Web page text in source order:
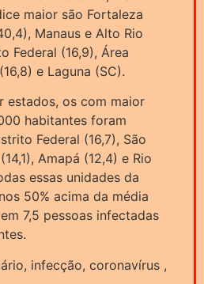
maior são Fortaleza
Manaus e Alto Rio
Federal (16,9), Área
e Laguna (SC).
estados, os com maior
habitantes foram
Federal (16,7), São
Amapá (12,4) e Rio
essas unidades da
50% acima da média
7,5 pessoas infectadas